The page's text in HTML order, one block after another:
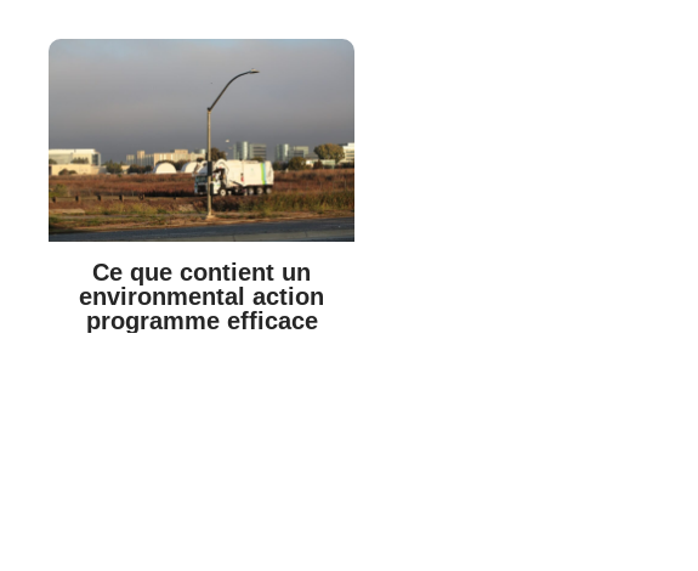
Ce que contient un
environmental action
programme efficace